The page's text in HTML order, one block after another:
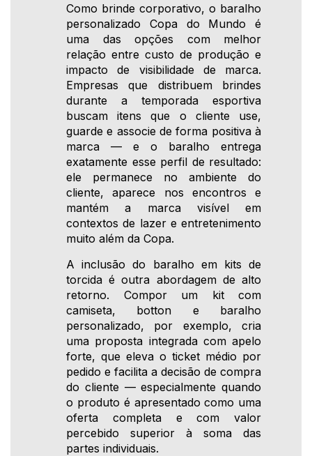
Como brinde corporativo, o baralho
personalizado Copa do Mundo é
uma das opções com melhor
relação entre custo de produção e
impacto de visibilidade de marca.
Empresas que distribuem brindes
durante a temporada esportiva
buscam itens que o cliente use,
guarde e associe de forma positiva à
marca — e o baralho entrega
exatamente esse perfil de resultado:
ele permanece no ambiente do
cliente, aparece nos encontros e
mantém a marca visível em
contextos de lazer e entretenimento
muito além da Copa.
A inclusão do baralho em kits de
torcida é outra abordagem de alto
retorno. Compor um kit com
camiseta, botton e baralho
personalizado, por exemplo, cria
uma proposta integrada com apelo
forte, que eleva o ticket médio por
pedido e facilita a decisão de compra
do cliente — especialmente quando
o produto é apresentado como uma
oferta completa e com valor
percebido superior à soma das
partes individuais.